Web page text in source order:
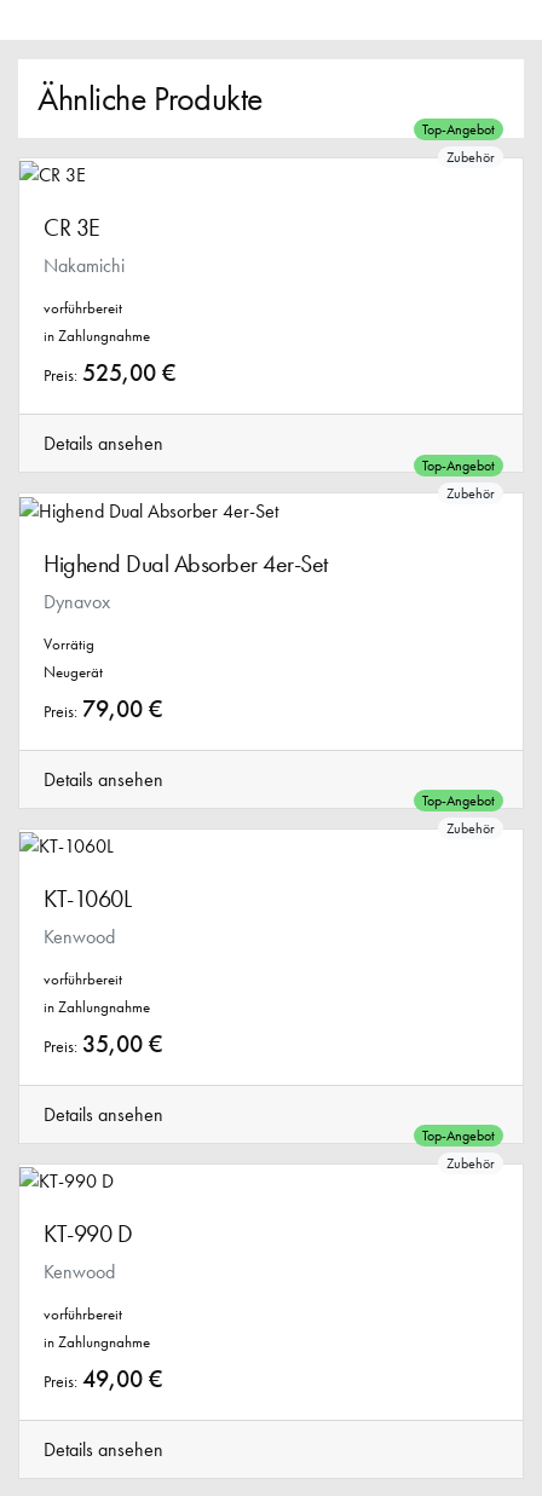
Ähnliche Produkte
Top-Angebot
Zubehör
CR 3E
Nakamichi
vorführbereit
in Zahlungnahme
Preis: 525,00 €
Details ansehen
Top-Angebot
Zubehör
Highend Dual Absorber 4er-Set
Dynavox
Vorrätig
Neugerät
Preis: 79,00 €
Details ansehen
Top-Angebot
Zubehör
KT-1060L
Kenwood
vorführbereit
in Zahlungnahme
Preis: 35,00 €
Details ansehen
Top-Angebot
Zubehör
KT-990 D
Kenwood
vorführbereit
in Zahlungnahme
Preis: 49,00 €
Details ansehen